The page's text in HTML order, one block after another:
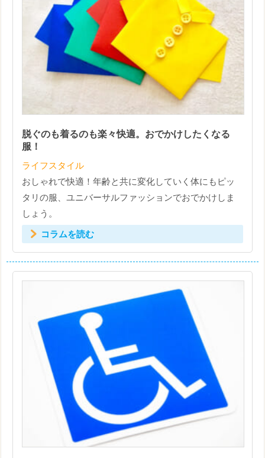
脱ぐのも着るのも楽々快適。おでかけしたくなる
服！
ライフスタイル
おしゃれで快適！年齢と共に変化していく体にもピッ
タリの服、ユニバーサルファッションでおでかけしま
しょう。
コラムを読む